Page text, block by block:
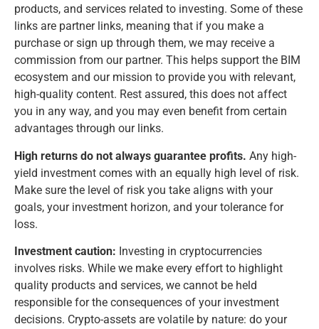
products, and services related to investing. Some of these
links are partner links, meaning that if you make a
purchase or sign up through them, we may receive a
commission from our partner. This helps support the BIM
ecosystem and our mission to provide you with relevant,
high-quality content. Rest assured, this does not affect
you in any way, and you may even benefit from certain
advantages through our links.
High returns do not always guarantee profits. Any high-
yield investment comes with an equally high level of risk.
Make sure the level of risk you take aligns with your
goals, your investment horizon, and your tolerance for
loss.
Investment caution: Investing in cryptocurrencies
involves risks. While we make every effort to highlight
quality products and services, we cannot be held
responsible for the consequences of your investment
decisions. Crypto-assets are volatile by nature: do your